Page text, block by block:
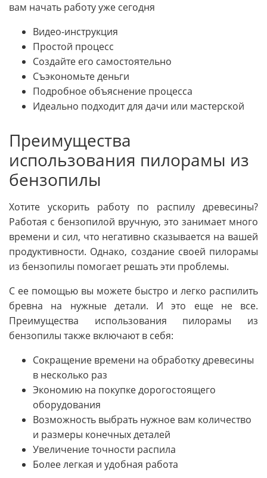
вам начать работу уже сегодня
Видео-инструкция
Простой процесс
Создайте его самостоятельно
Съэкономьте деньги
Подробное объяснение процесса
Идеально подходит для дачи или мастерской
Преимущества
использования пилорамы из
бензопилы
Хотите ускорить работу по распилу древесины?
Работая с бензопилой вручную, это занимает много
времени и сил, что негативно сказывается на вашей
продуктивности. Однако, создание своей пилорамы
из бензопилы помогает решать эти проблемы.
С ее помощью вы можете быстро и легко распилить
бревна на нужные детали. И это еще не все.
Преимущества использования пилорамы из
бензопилы также включают в себя:
Сокращение времени на обработку древесины
в несколько раз
Экономию на покупке дорогостоящего
оборудования
Возможность выбрать нужное вам количество
и размеры конечных деталей
Увеличение точности распила
Более легкая и удобная работа